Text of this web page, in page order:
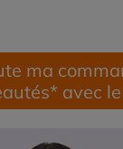
ma
avec